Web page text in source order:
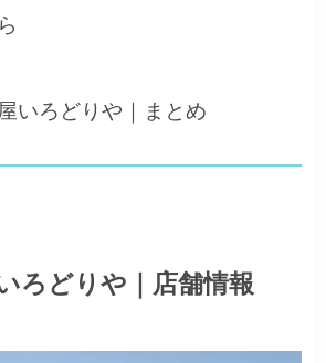
いろどりや｜まとめ
ろどりや｜店舗情報